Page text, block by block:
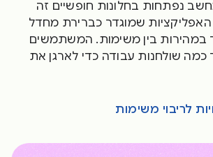
נפתחות בחלונות חופשיים זה
שמוגדר כברירת מחדל
בין משימות. המשתמשים
כמה שולחנות עבודה כדי לארגן את
לריבוי משימות